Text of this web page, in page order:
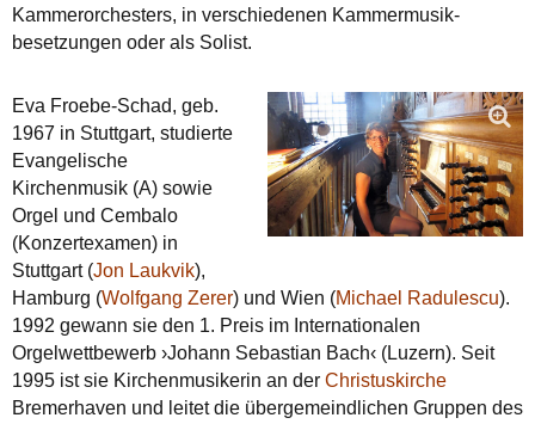
Kammer­orchesters, in verschiedenen Kammermusik­
besetzungen oder als Solist.
Eva Froebe-Schad, geb.
1967 in Stuttgart, studierte
Evangelische
Kirchenmusik (A) sowie
Orgel und Cembalo
(Konzertexamen) in
Stuttgart (Jon Laukvik),
Hamburg (Wolfgang Zerer) und Wien (Michael Radulescu).
1992 gewann sie den 1. Preis im Internationalen
Orgelwettbewerb ›Johann Sebastian Bach‹ (Luzern). Seit
1995 ist sie Kirchenmusikerin an der Christuskirche
Bremerhaven und leitet die über­gemeindlichen Gruppen des